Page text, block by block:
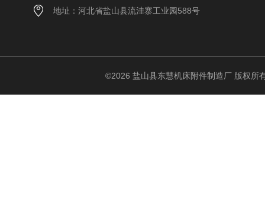
地址：河北省盐山县流洼寨工业园588号
©2026 盐山县东慧机床附件制造厂 版权